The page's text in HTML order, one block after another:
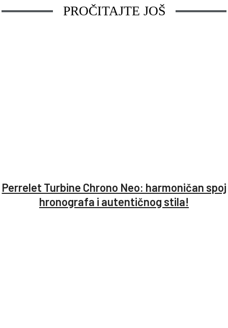
PROČITAJTE JOŠ
Perrelet Turbine Chrono Neo: harmoničan spoj
hronografa i autentičnog stila!